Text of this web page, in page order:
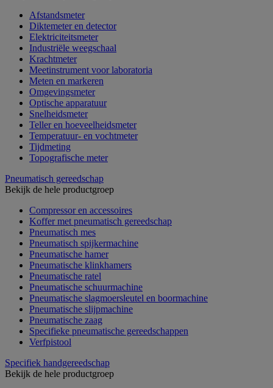
Afstandsmeter
Diktemeter en detector
Elektriciteitsmeter
Industriële weegschaal
Krachtmeter
Meetinstrument voor laboratoria
Meten en markeren
Omgevingsmeter
Optische apparatuur
Snelheidsmeter
Teller en hoeveelheidsmeter
Temperatuur- en vochtmeter
Tijdmeting
Topografische meter
Pneumatisch gereedschap
Bekijk de hele productgroep
Compressor en accessoires
Koffer met pneumatisch gereedschap
Pneumatisch mes
Pneumatisch spijkermachine
Pneumatische hamer
Pneumatische klinkhamers
Pneumatische ratel
Pneumatische schuurmachine
Pneumatische slagmoersleutel en boormachine
Pneumatische slijpmachine
Pneumatische zaag
Specifieke pneumatische gereedschappen
Verfpistool
Specifiek handgereedschap
Bekijk de hele productgroep